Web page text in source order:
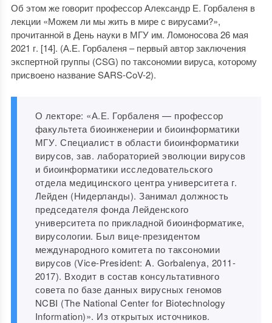
Об этом же говорит профессор Александр Е. Горбаленя в
лекции «Можем ли мы жить в мире с вирусами?»,
прочитанной в День науки в МГУ им. Ломоносова 26 мая
2021 г. [14]. (А.Е. Горбаленя – первый автор заключения
экспертной группы (CSG) по таксономии вируса, которому
присвоено название SARS-CoV-2).
О лекторе: «А.Е. Горбаленя — профессор
факультета биоинженерии и биоинформатики
МГУ. Специалист в области биоинформатики
вирусов, зав. лабораторией эволюции вирусов
и биоинформатики исследовательского
отдела медицинского центра университета г.
Лейден (Нидерланды). Занимал должность
председателя фонда Лейденского
университета по прикладной биоинформатике,
вирусологии. Был вице-президентом
международного комитета по таксономии
вирусов (Vice-President: A. Gorbalenya, 2011-
2017). Входит в состав консультативного
совета по базе данных вирусных геномов
NCBI (The National Center for Biotechnology
Information)». Из открытых источников.